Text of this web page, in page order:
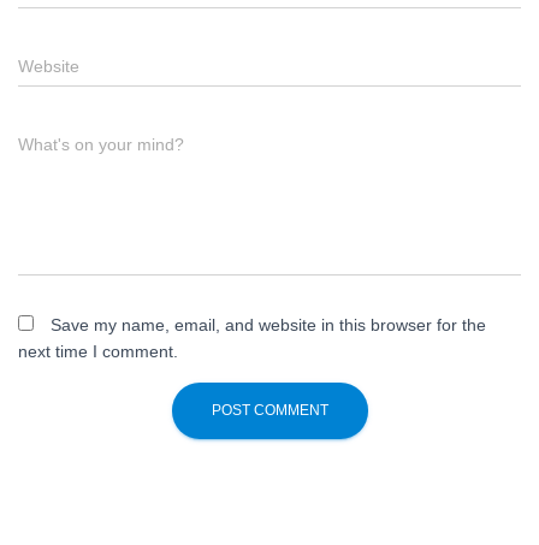
Website
What's on your mind?
Save my name, email, and website in this browser for the
next time I comment.